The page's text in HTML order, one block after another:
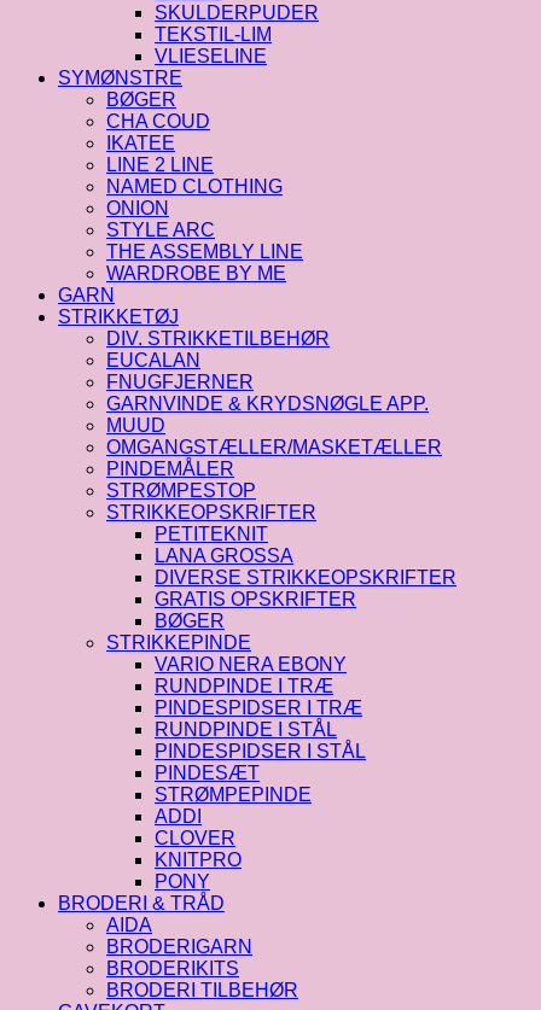
SKULDERPUDER
TEKSTIL-LIM
VLIESELINE
SYMØNSTRE
BØGER
CHA COUD
IKATEE
LINE 2 LINE
NAMED CLOTHING
ONION
STYLE ARC
THE ASSEMBLY LINE
WARDROBE BY ME
GARN
STRIKKETØJ
DIV. STRIKKETILBEHØR
EUCALAN
FNUGFJERNER
GARNVINDE & KRYDSNØGLE APP.
MUUD
OMGANGSTÆLLER/MASKETÆLLER
PINDEMÅLER
STRØMPESTOP
STRIKKEOPSKRIFTER
PETITEKNIT
LANA GROSSA
DIVERSE STRIKKEOPSKRIFTER
GRATIS OPSKRIFTER
BØGER
STRIKKEPINDE
VARIO NERA EBONY
RUNDPINDE I TRÆ
PINDESPIDSER I TRÆ
RUNDPINDE I STÅL
PINDESPIDSER I STÅL
PINDESÆT
STRØMPEPINDE
ADDI
CLOVER
KNITPRO
PONY
BRODERI & TRÅD
AIDA
BRODERIGARN
BRODERIKITS
BRODERI TILBEHØR